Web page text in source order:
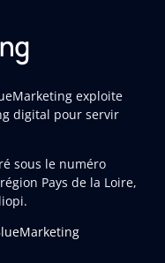
exploite
digital pour servir
sous le numéro
Pays de la Loire,